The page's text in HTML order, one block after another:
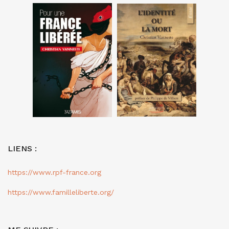
LIENS :
https://www.rpf-france.org
https://www.familleliberte.org/